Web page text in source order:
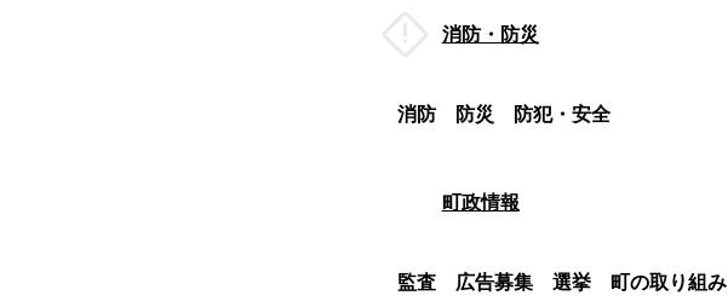
消防・防災
消防 防災
防犯・安全
町政情報
監査 広告募集 選挙 町の取り組み